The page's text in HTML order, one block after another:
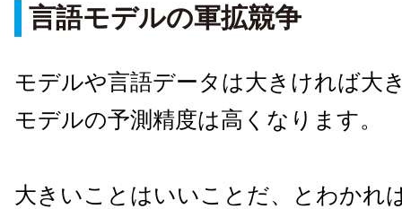
言語モデルの軍拡競争
モデルや言語データは大きければ大
モデルの予測精度は高くなります。
大きいことはいいことだ、とわかれ